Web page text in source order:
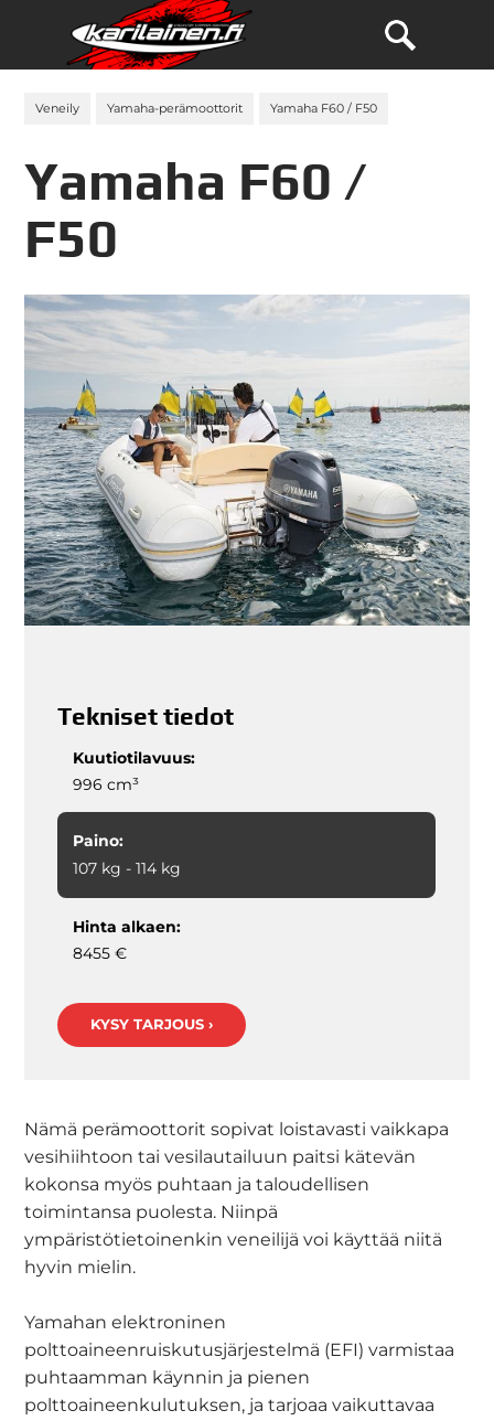
Veneily Yamaha-perämoottorit Yamaha F60 / F50
Yamaha F60 /
F50
Tekniset tiedot
Kuutiotilavuus:
996 cm³
Paino:
107 kg - 114 kg
Hinta alkaen:
8455 €
KYSY TARJOUS ›
Nämä perämoottorit sopivat loistavasti vaikkapa
vesihiihtoon tai vesilautailuun paitsi kätevän
kokonsa myös puhtaan ja taloudellisen
toimintansa puolesta. Niinpä
ympäristötietoinenkin veneilijä voi käyttää niitä
hyvin mielin.
Yamahan elektroninen
polttoaineenruiskutusjärjestelmä (EFI) varmistaa
puhtaamman käynnin ja pienen
polttoaineenkulutuksen, ja tarjoaa vaikuttavaa